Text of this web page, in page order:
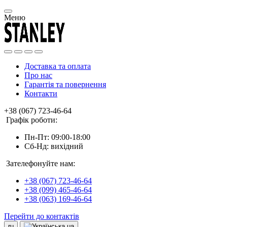
Меню
Доставка та оплата
Про нас
Гарантія та повернення
Контакти
+38 (067) 723-46-64
Графік роботи:
Пн-Пт: 09:00-18:00
Сб-Нд: вихідний
Зателефонуйте нам:
+38 (067) 723-46-64
+38 (099) 465-46-64
+38 (063) 169-46-64
Перейти до контактів